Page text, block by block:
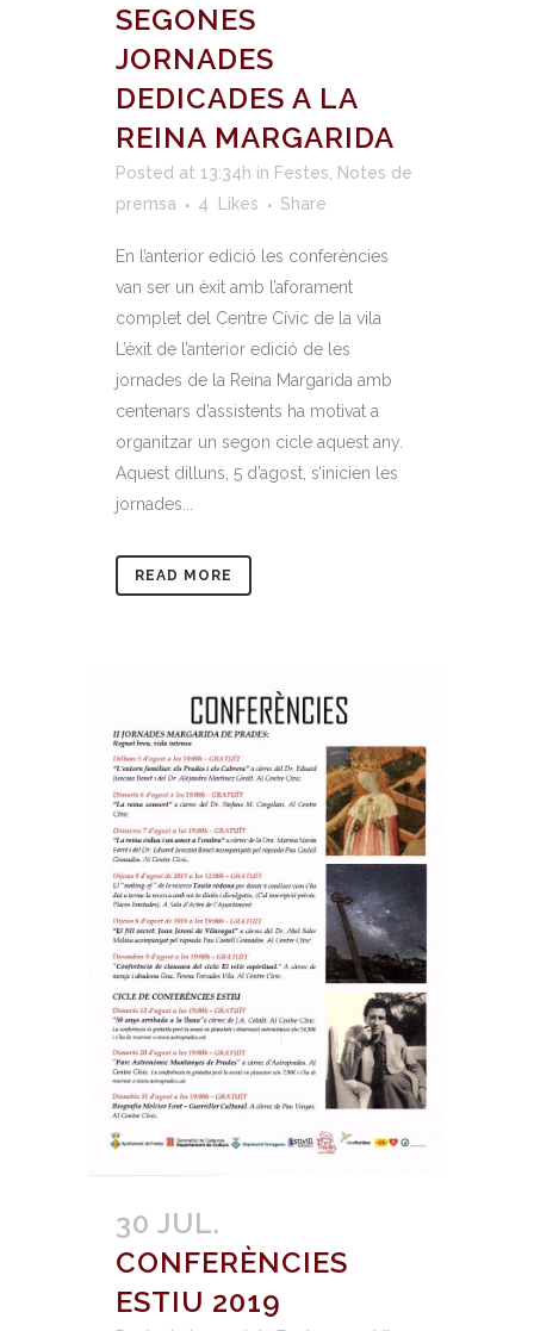
SEGONES
JORNADES
DEDICADES A LA
REINA MARGARIDA
Posted at 13:34h in Festes
Notes de
premsa
4 Likes Share
En l’anterior edició les conferències
van ser un èxit amb l’aforament
complet del Centre Cívic de la vila
L’èxit de l’anterior edició de les
jornades de la Reina Margarida amb
centenars d’assistents ha motivat a
organitzar un segon cicle aquest any.
Aquest dilluns, 5 d’agost, s’inicien les
jornades...
READ MORE
30 JUL.
CONFERÈNCIES
ESTIU 2019